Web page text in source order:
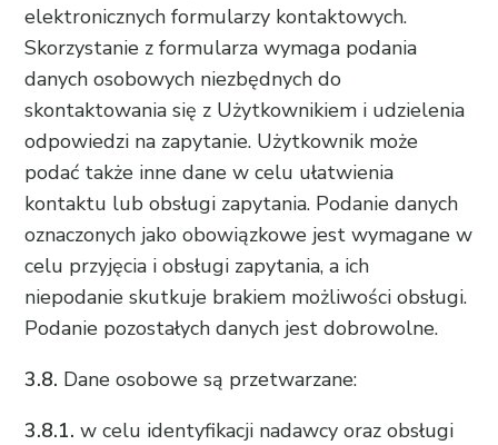
elektronicznych formularzy kontaktowych.
Skorzystanie z formularza wymaga podania
danych osobowych niezbędnych do
skontaktowania się z Użytkownikiem i udzielenia
odpowiedzi na zapytanie. Użytkownik może
podać także inne dane w celu ułatwienia
kontaktu lub obsługi zapytania. Podanie danych
oznaczonych jako obowiązkowe jest wymagane w
celu przyjęcia i obsługi zapytania, a ich
niepodanie skutkuje brakiem możliwości obsługi.
Podanie pozostałych danych jest dobrowolne.
3.8. Dane osobowe są przetwarzane:
3.8.1. w celu identyfikacji nadawcy oraz obsługi